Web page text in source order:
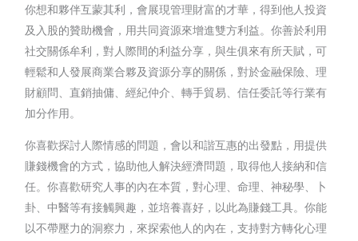
你想和夥伴互蒙其利，會展現管理財富的才華，得到他人投資
及入股的贊助機會，用共同資源來增進雙方利益。你善於利用
社交關係牟利，對人際間的利益分享，與生俱來有所天賦，可
輕鬆和人發展商業合夥及資源分享的關係，對於金融保險、理
財顧問、直銷抽傭、經紀仲介、轉手貿易、信任委託等行業有
加分作用。
你喜歡探討人際情感的問題，會以和諧互惠的出發點，用提供
賺錢機會的方式，協助他人解決經濟問題，取得他人接納和信
任。你喜歡研究人事的內在本質，對心理、命理、神秘學、卜
卦、中醫等有接觸興趣，並培養喜好，以此為賺錢工具。你能
以不帶壓力的洞察力，來探索他人的內在，支持對方轉化心理